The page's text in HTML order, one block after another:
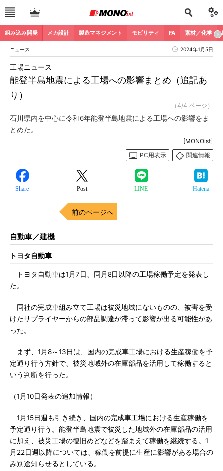
組み込み開発 メカ設計 製造マネジメント モビリティ FA 素材／化学
ニュース 2024年1月5日
能登半島地震による工場への影響まとめ（追記あ
り）
工場ニュース
（4/4 ページ）
石川県内を中心に令和6年能登半島地震による工場への影響をま
とめた。
[MONOist]
PC用表示
関連情報
Share Post LINE Hatena
前のページへ
自動車／建機
トヨタ自動車
トヨタ自動車は1月7日、同月8日以降の工場稼働予定を発表し
た。
同社の完成車組み立て工場は被災地域にないものの、被害を受
けたサプライヤーからの部品調達が滞って影響が出る可能性があ
った。
まず、1月8～13日は、国内の完成車工場における生産稼働を予
定通り行う方針で、被災地域外の在庫部品を活用して稼働すると
いう判断を行った。
（1月10日発表の追加情報）
1月15日週も引き続き、国内の完成車工場における生産稼働を
予定通り行う。能登半島地震で被災した地域外の在庫部品の活用
に加え、被災工場の復旧めどなどを踏まえて稼働を継続する。1
月22日週以降については、稼働を前提に生産に影響がある場合の
み別途知らせるとしている。